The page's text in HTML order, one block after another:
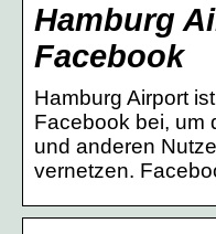
Hamburg
Facebook
Hamburg Airport
Facebook bei, um
und anderen
vernetzen.